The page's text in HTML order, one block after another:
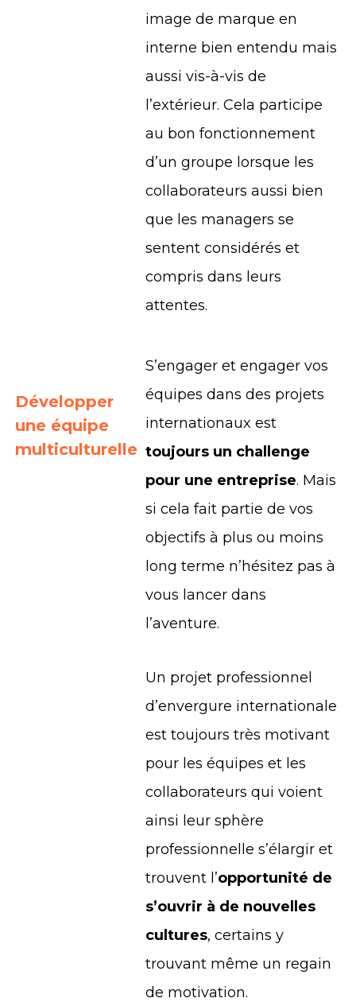
image de marque en
interne bien entendu mais
aussi vis-à-vis de
l’extérieur. Cela participe
au bon fonctionnement
d’un groupe lorsque les
collaborateurs aussi bien
que les managers se
sentent considérés et
compris dans leurs
attentes.
Développer
une équipe
multiculturelle
S’engager et engager vos
équipes dans des projets
internationaux est
toujours un challenge
pour une entreprise. Mais
si cela fait partie de vos
objectifs à plus ou moins
long terme n’hésitez pas à
vous lancer dans
l’aventure.
Un projet professionnel
d’envergure internationale
est toujours très motivant
pour les équipes et les
collaborateurs qui voient
ainsi leur sphère
professionnelle s’élargir et
trouvent l’opportunité de
s’ouvrir à de nouvelles
cultures, certains y
trouvant même un regain
de motivation.